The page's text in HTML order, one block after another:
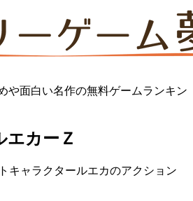
や面白い名作の無料ゲームランキン
エカーＺ
キャラクタールエカのアクション